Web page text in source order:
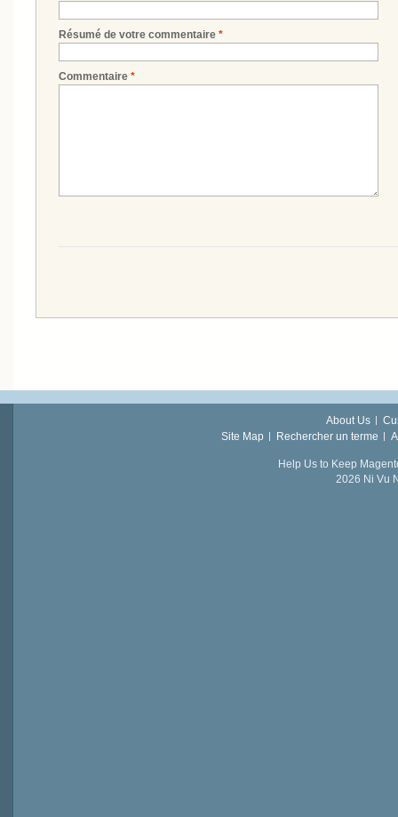
*
Résumé de votre commentaire
*
Commentaire
About Us
Site Map
Rechercher un terme
Help Us to Keep
2026 Ni Vu